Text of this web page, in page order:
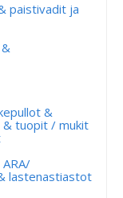
paistivadit ja
&
tuopit / mukit
lastenastiastot